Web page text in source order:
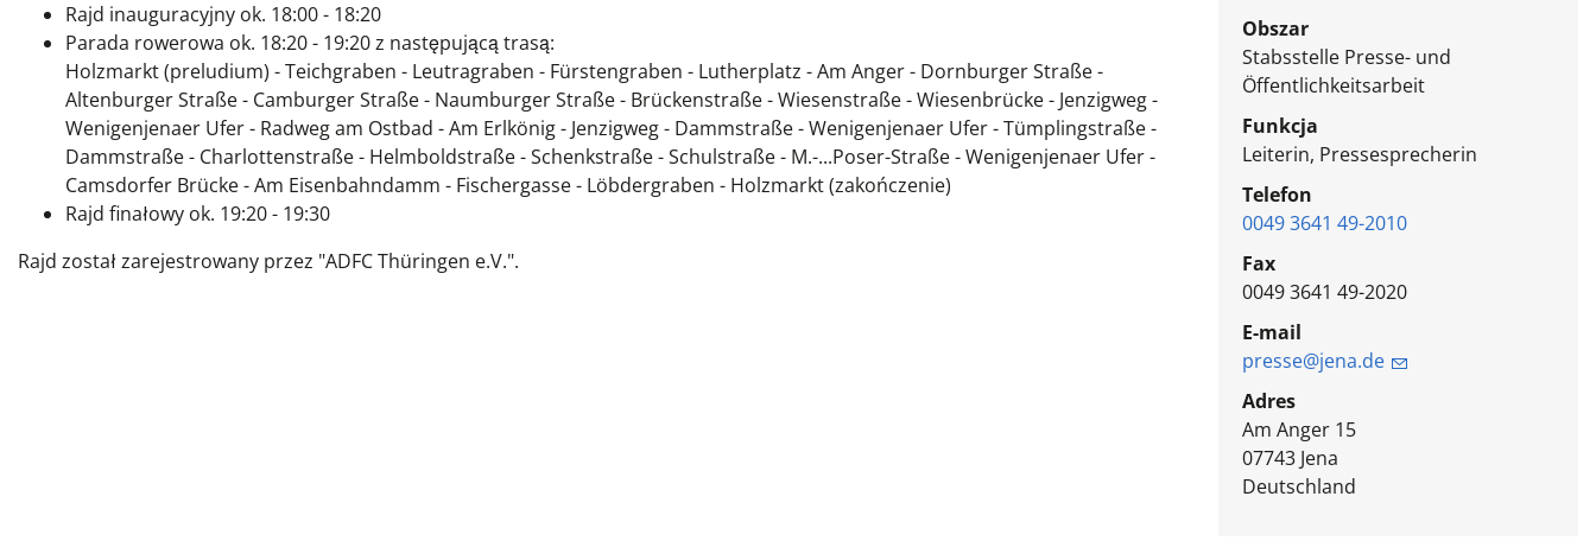
Rajd inauguracyjny ok. 18:00 - 18:20
Parada rowerowa ok. 18:20 - 19:20 z następującą trasą:
Holzmarkt (preludium) - Teichgraben - Leutragraben - Fürstengraben - Lutherplatz - Am Anger - Dornburger Straße -
Altenburger Straße - Camburger Straße - Naumburger Straße - Brückenstraße - Wiesenstraße - Wiesenbrücke - Jenzigweg -
Wenigenjenaer Ufer - Radweg am Ostbad - Am Erlkönig - Jenzigweg - Dammstraße - Wenigenjenaer Ufer - Tümplingstraße -
Dammstraße - Charlottenstraße - Helmboldstraße - Schenkstraße - Schulstraße - M.-...Poser-Straße - Wenigenjenaer Ufer -
Camsdorfer Brücke - Am Eisenbahndamm - Fischergasse - Löbdergraben - Holzmarkt (zakończenie)
Rajd finałowy ok. 19:20 - 19:30
Rajd został zarejestrowany przez "ADFC Thüringen e.V.".
Obszar
Stabsstelle Presse- und
Öffentlichkeitsarbeit
Funkcja
Leiterin, Pressesprecherin
Telefon
0049 3641 49-2010
Fax
0049 3641 49-2020
E-mail
presse@jena.de
Adres
Am Anger 15
07743 Jena
Deutschland